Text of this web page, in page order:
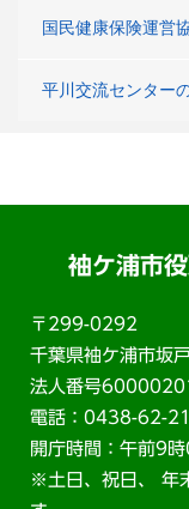
国民健康保険運営
平川交流センター
袖ケ浦市
〒299-0292
千葉県袖ケ浦市坂
法人番号
電話：0438-62-
開庁時間：午前9
※土日、祝日、 年